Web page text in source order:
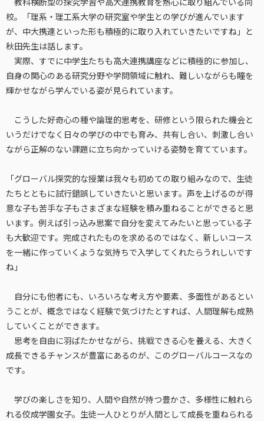
校。「理系・理工系大学の研究室や学生との学びが進んでいます
が、中大携連といった形も積極的に取り入れていきたいですね」と
秋田先生は話します。
実際、すでに中学生たちも高大連携講座などに積極的に参加し、
自身の関心のある研究分野や学問領域に触れ、難しいながらも瞳を
輝かせながら学んでいる姿が見られています。
こうした好奇心の種や論理的思考を、研修という限られた機会と
いうだけでなく日々の学びの中でも育み、共有し合い、刺激し合い
ながら正解のない課題に立ち向かっていける姿勢を育てています。
「グローバル探究的な授業は我々も初めての取り組みなので、生徒
たちとともに試行錯誤していきたいと思います。声を上げるのが得
意な子も苦手な子もさまざまな経験を積み重ねることができると思
います。例えば引っ込み思案で自分を変えてみたいと思っている子
も大歓迎です。完成されたものを求めるのではなく、新しいコース
を一緒に作っていくような気持ちで入学してくれたらうれしいです
ね」
自分にも他者にも、いろいろな考え方や要素、多面性があるとい
うことが、概念ではなく経験で気づけたとすれば、人間理解も成熟
していくことができます。
思考を自由に羽ばたかせながら、挑戦できる心を養える、大きく
成長できるチャンスが豊富にあるのが、このグローバルコースなの
です。
学びの楽しさを知り、人間や自然が持つ豊かさ、多様性に触れら
れる佼成学園女子。生徒一人ひとりが人間として成長を重ねられる